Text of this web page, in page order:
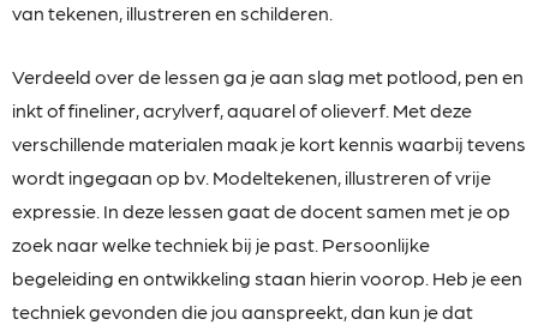
van tekenen, illustreren en schilderen.
Verdeeld over de lessen ga je aan slag met potlood, pen en
inkt of fineliner, acrylverf, aquarel of olieverf. Met deze
verschillende materialen maak je kort kennis waarbij tevens
wordt ingegaan op bv. Modeltekenen, illustreren of vrije
expressie. In deze lessen gaat de docent samen met je op
zoek naar welke techniek bij je past. Persoonlijke
begeleiding en ontwikkeling staan hierin voorop. Heb je een
techniek gevonden die jou aanspreekt, dan kun je dat